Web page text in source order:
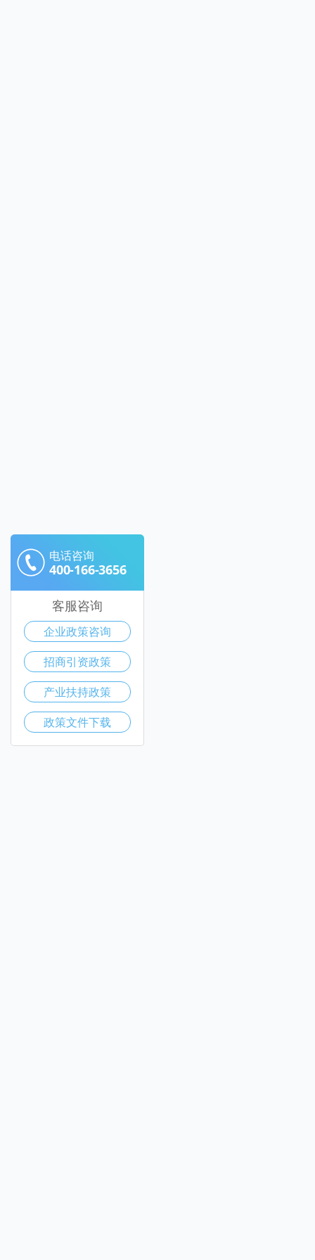
电话咨询
400-166-3656
客服咨询
企业政策咨询
招商引资政策
产业扶持政策
政策文件下载